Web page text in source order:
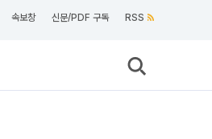
속보창 신문/PDF 구독 RSS